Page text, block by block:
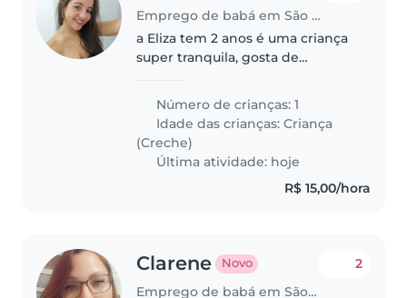
Emprego de babá em São Paulo
a Eliza tem 2 anos é uma criança
super tranquila, gosta de
brincar de boneca.
Número de crianças: 1
Idade das crianças:Criança
(Creche)
Última atividade: hoje
R$ 15,00/hora
Clarene Novo
Emprego de babá em São Paulo
2